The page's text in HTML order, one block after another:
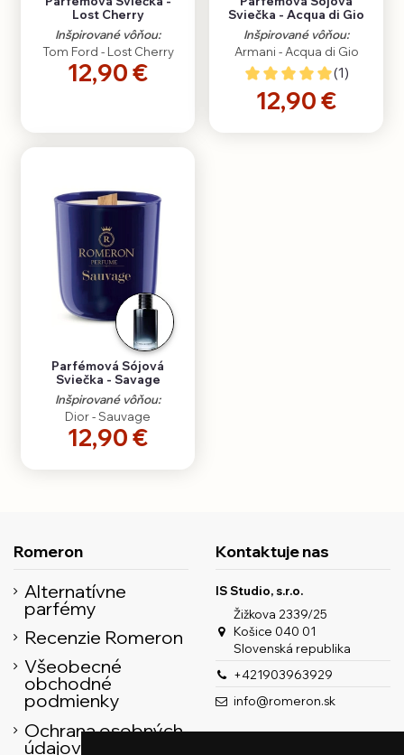
Lost Cherry
Inšpirované vôňou:
Tom Ford - Lost Cherry
12,90 €
Sviečka - Acqua di Gio
Inšpirované vôňou:
Armani - Acqua di Gio
(1)
12,90 €
Parfémová Sójová
Sviečka - Savage
Inšpirované vôňou:
Dior - Sauvage
12,90 €
Romeron
Alternatívne
parfémy
Recenzie Romeron
Všeobecné
obchodné
podmienky
Ochrana osobných
údajov
Kontaktuje nas
IS Studio, s.r.o.
Žižkova 2339/25
Košice 040 01
Slovenská republika
+421903963929
info@romeron.sk